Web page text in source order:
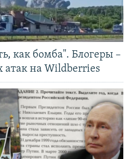
как бомба". Блогеры –
атак на Wildberries